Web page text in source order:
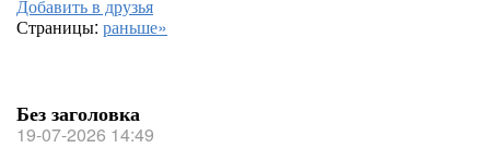
Добавить в друзья
Страницы: раньше»
Без заголовка
19-07-2026 14:49